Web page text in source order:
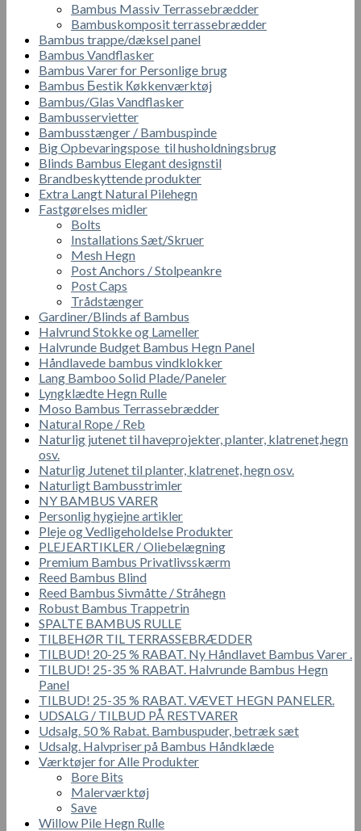
Bambus Massiv Terrassebrædder
Bambuskomposit terrassebrædder
Bambus trappe/dæksel panel
Bambus Vandflasker
Bambus Varer for Personlige brug
Bambus Бestik Кøkkenværktøj
Bambus/Glas Vandflasker
Bambusservietter
Bambusstænger / Bambuspinde
Big Opbevaringspose til husholdningsbrug
Blinds Bambus Elegant designstil
Brandbeskyttende produkter
Extra Langt Natural Pilehegn
Fastgørelses midler
Bolts
Installations Sæt/Skruer
Mesh Hegn
Post Anchors / Stolpeankre
Post Caps
Trådstænger
Gardiner/Blinds af Bambus
Halvrund Stokke og Lameller
Halvrunde Budget Bambus Hegn Panel
Håndlavede bambus vindklokker
Lang Bamboo Solid Plade/Paneler
Lyngklædte Hegn Rulle
Moso Bambus Terrassebrædder
Natural Rope / Reb
Naturlig jutenet til haveprojekter, planter, klatrenet,hegn
osv.
Naturlig Jutenet til planter, klatrenet, hegn osv.
Naturligt Bambusstrimler
NY BAMBUS VARER
Personlig hygiejne artikler
Pleje og Vedligeholdelse Produkter
PLEJEARTIKLER / Oliebelægning
Premium Bambus Privatlivsskærm
Reed Bambus Blind
Reed Bambus Sivmåtte / Stråhegn
Robust Bambus Trappetrin
SPALTE BAMBUS RULLE
TILBEHØR TIL TERRASSEBRÆDDER
TILBUD! 20-25 % RABAT. Ny Håndlavet Bambus Varer .
TILBUD! 25-35 % RABAT. Halvrunde Bambus Hegn
Panel
TILBUD! 25-35 % RABAT. VÆVET HEGN PANELER.
UDSALG / TILBUD PÅ RESTVARER
Udsalg. 50 % Rabat. Bambuspuder, betræk sæt
Udsalg. Halvpriser på Bambus Håndklæde
Værktøjer for Alle Produkter
Bore Bits
Malerværktøj
Save
Willow Pile Hegn Rulle